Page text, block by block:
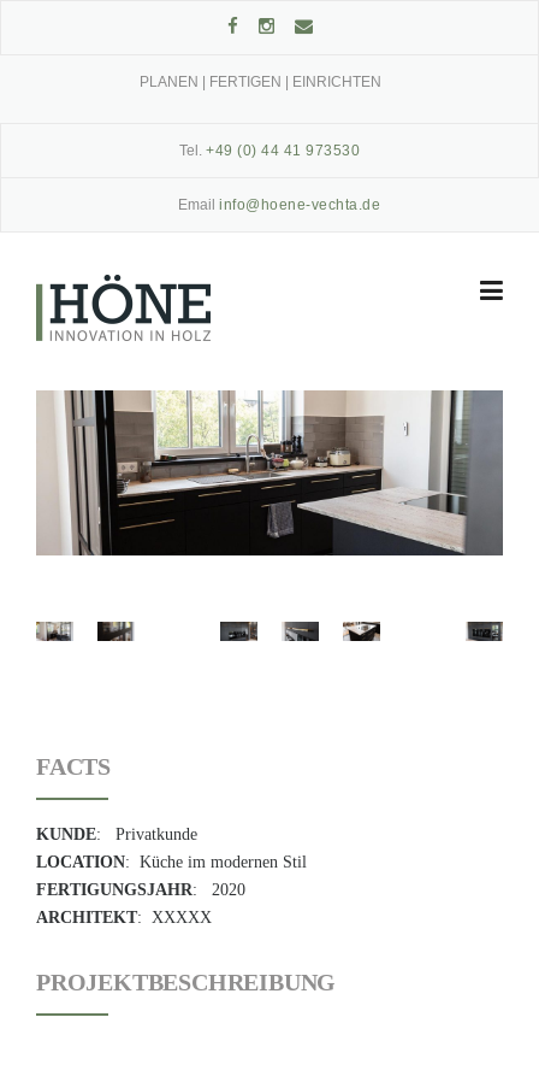
PLANEN | FERTIGEN | EINRICHTEN
Tel. +49 (0) 44 41 973530
Email info@hoene-vechta.de
FACTS
KUNDE: Privatkunde
LOCATION: Küche im modernen Stil
FERTIGUNGSJAHR: 2020
ARCHITEKT: XXXXX
PROJEKTBESCHREIBUNG